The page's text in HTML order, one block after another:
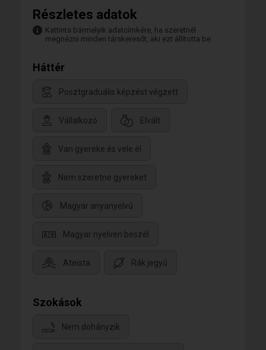
Részletes adatok
Kattints bármelyik adatcímkére, ha szeretnél
megnézni minden társkeresőt, aki ezt állította be.
Háttér
Posztgraduális képzést végzett
Vállalkozó Elvált
Van gyereke és vele él
Nem szeretne gyereket
Magyar anyanyelvű
Magyar nyelven beszél
Ateista Rák jegyű
Szokások
Nem dohányzik